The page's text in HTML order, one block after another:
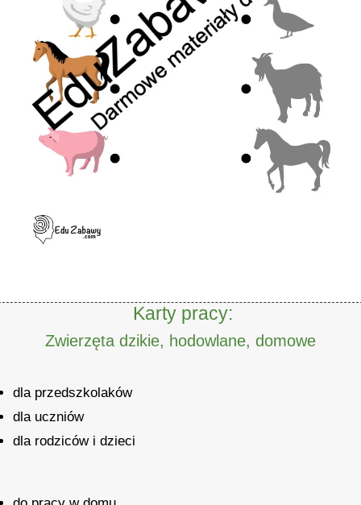
Karty pracy:
Zwierzęta dzikie, hodowlane, domowe
dla przedszkolaków
dla uczniów
dla rodziców i dzieci